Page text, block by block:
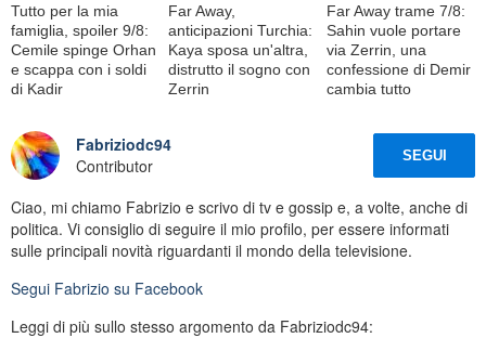
Tutto per la mia
famiglia, spoiler 9/8:
Cemile spinge Orhan
e scappa con i soldi
di Kadir
Far Away,
anticipazioni Turchia:
Kaya sposa un'altra,
distrutto il sogno con
Zerrin
Far Away trame 7/8:
Sahin vuole portare
via Zerrin, una
confessione di Demir
cambia tutto
Fabriziodc94
Contributor
SEGUI
Ciao, mi chiamo Fabrizio e scrivo di tv e gossip e, a volte, anche di
politica. Vi consiglio di seguire il mio profilo, per essere informati
sulle principali novità riguardanti il mondo della televisione.
Segui Fabrizio su Facebook
Leggi di più sullo stesso argomento da Fabriziodc94: